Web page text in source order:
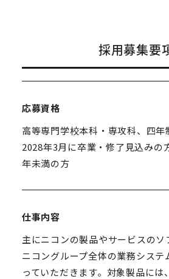
採用募集要
応募資格
高等専門学校本科・専攻科、四年
2028年3月に卒業・修了見込みの
年未満の方
仕事内容
主にニコンの製品やサービスのソ
ニコングループ全体の業務システ
っていただきます。対象製品には